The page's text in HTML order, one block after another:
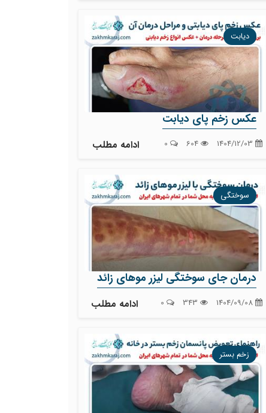
دیابت
عکس زخم پای دیابت
ادامه مطلب
سوختگی
درمان جای سوختگی لیزر موهای زائد
ادامه مطلب
زخم بستر